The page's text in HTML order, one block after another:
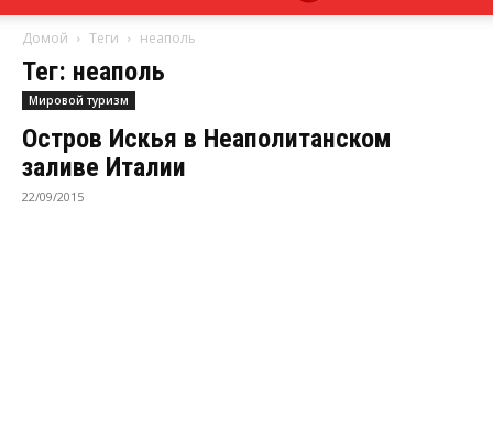
Домой Теги неаполь
Тег: неаполь
Мировой туризм
Остров Искья в Неаполитанском
заливе Италии
22/09/2015